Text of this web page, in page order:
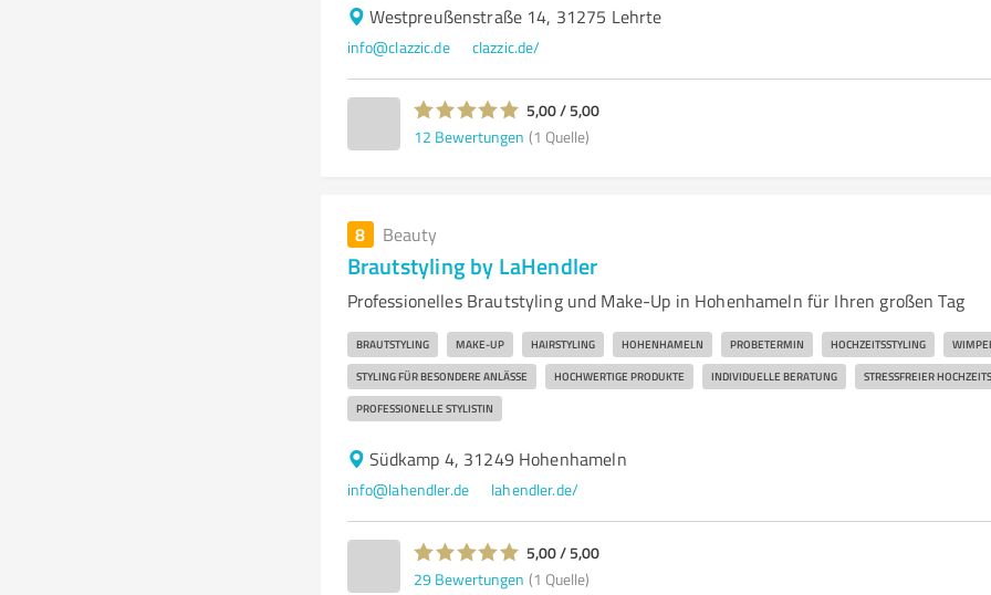
Westpreußenstraße 14, 31275 Lehrte
info@clazzic.de clazzic.de/
5,00 / 5,00
12 Bewertungen (1 Quelle)
8 Beauty
Brautstyling by LaHendler
Professionelles Brautstyling und Make-Up in Hohenhameln für Ihren großen Tag
BRAUTSTYLING MAKE-UP HAIRSTYLING HOHENHAMELN PROBETERMIN HOCHZEITSSTYLING
STYLING FÜR BESONDERE ANLÄSSE HOCHWERTIGE PRODUKTE INDIVIDUELLE BERATUNG STRESSFREIER
PROFESSIONELLE STYLISTIN
Südkamp 4, 31249 Hohenhameln
info@lahendler.de lahendler.de/
5,00 / 5,00
29 Bewertungen (1 Quelle)